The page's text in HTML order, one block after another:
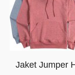
Jaket Jumper